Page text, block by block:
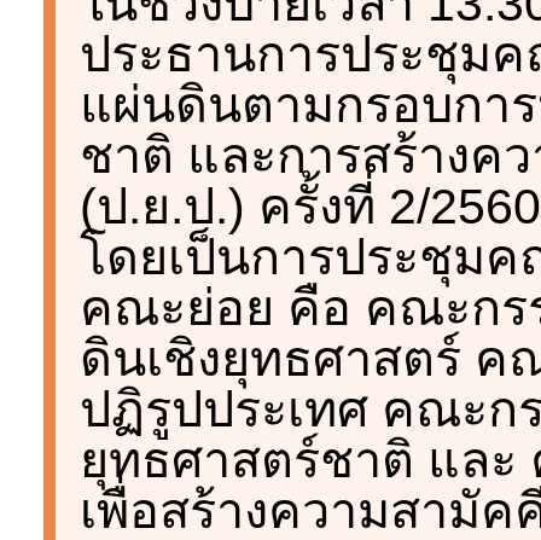
ประธานการประชุม
แผ่นดินตามกรอบกา
ชาติ และการสร้างค
(ป.ย.ป.) ครั้งที่ 2/
โดยเป็นการประชุม
คณะย่อย คือ คณะกร
ดินเชิงยุทธศาสตร์ ค
ปฏิรูปประเทศ คณะก
ยุทธศาสตร์ชาติ และ
เพื่อสร้างความสามัค